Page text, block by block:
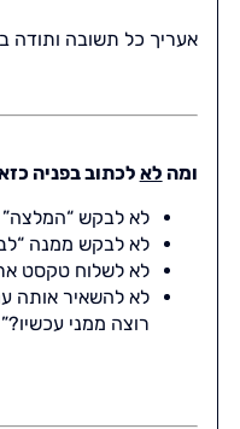
אעריך כל תשובה ותודה
ומה לא לכתוב בפניה
לא לבקש “המלצה”
לא לבקש ממנה
לא לשלוח טקסט
לא להשאיר אותה
רוצה ממני עכשיו?”